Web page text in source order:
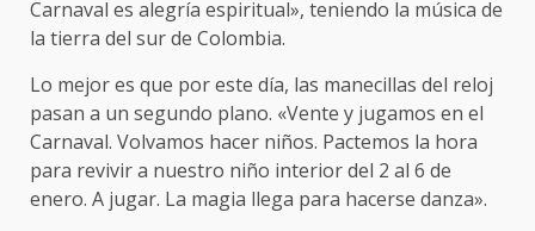
Carnaval es alegría espiritual», teniendo la música de
la tierra del sur de Colombia.
Lo mejor es que por este día, las manecillas del reloj
pasan a un segundo plano. «Vente y jugamos en el
Carnaval. Volvamos hacer niños. Pactemos la hora
para revivir a nuestro niño interior del 2 al 6 de
enero. A jugar. La magia llega para hacerse danza».